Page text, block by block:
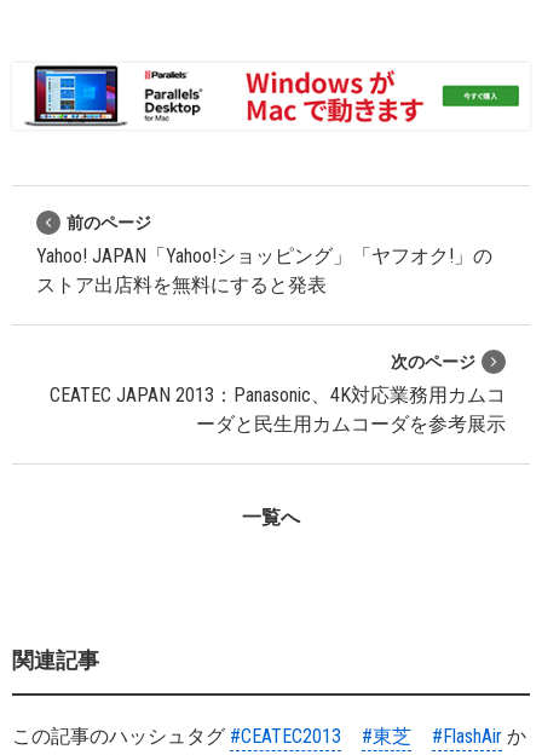
前のページ
Yahoo! JAPAN「Yahoo!ショッピング」「ヤフオク!」の
ストア出店料を無料にすると発表
次のページ
CEATEC JAPAN 2013：Panasonic、4K対応業務用カムコ
ーダと民生用カムコーダを参考展示
一覧へ
関連記事
この記事のハッシュタグ #CEATEC2013 #東芝 #FlashAir か